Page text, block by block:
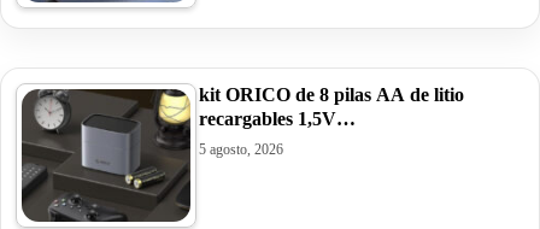
kit ORICO de 8 pilas AA de litio
recargables 1,5V…
5 agosto, 2026